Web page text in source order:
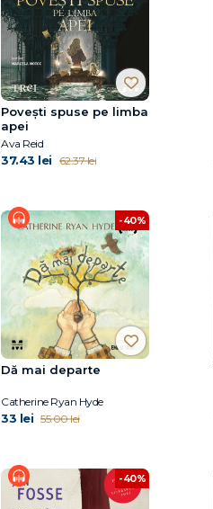
Povești spuse pe limba
apei
Ava Reid
37.43 lei 62.37 lei
-40%
Dă mai departe
Catherine Ryan Hyde
33 lei 55.00 lei
-40%